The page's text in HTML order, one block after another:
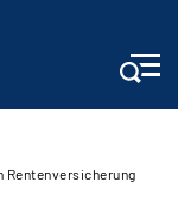
Rentenversicherung